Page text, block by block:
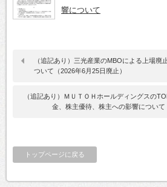
響について
（追記あり）三光産業のMBOによる上場廃
ついて（2026年6月25日廃止）
（追記あり）ＭＵＴＯＨホールディングスの
金、株主優待、株主への影響について
トップページに戻る